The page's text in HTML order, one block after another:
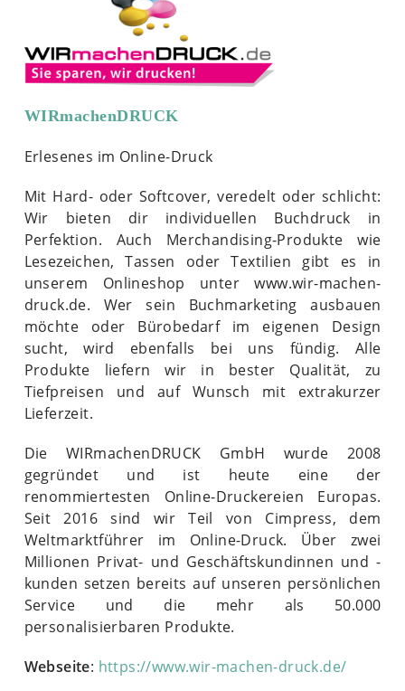
WIRmachenDRUCK
Erlesenes im Online-Druck
Mit Hard- oder Softcover, veredelt oder schlicht:
Wir bieten dir individuellen Buchdruck in
Perfektion. Auch Merchandising-Produkte wie
Lesezeichen, Tassen oder Textilien gibt es in
unserem Onlineshop unter www.wir-machen-
druck.de. Wer sein Buchmarketing ausbauen
möchte oder Bürobedarf im eigenen Design
sucht, wird ebenfalls bei uns fündig. Alle
Produkte liefern wir in bester Qualität, zu
Tiefpreisen und auf Wunsch mit extrakurzer
Lieferzeit.
Die WIRmachenDRUCK GmbH wurde 2008
gegründet und ist heute eine der
renommiertesten Online-Druckereien Europas.
Seit 2016 sind wir Teil von Cimpress, dem
Weltmarktführer im Online-Druck. Über zwei
Millionen Privat- und Geschäftskundinnen und -
kunden setzen bereits auf unseren persönlichen
Service und die mehr als 50.000
personalisierbaren Produkte.
Webseite: https://www.wir-machen-druck.de/